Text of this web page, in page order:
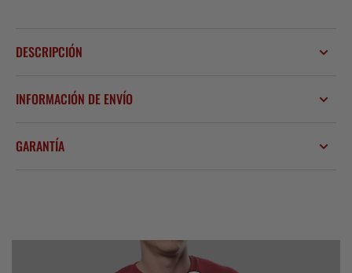
DESCRIPCIÓN
INFORMACIÓN DE ENVÍO
GARANTÍA